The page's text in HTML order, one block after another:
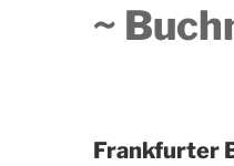
~
Frankfurter